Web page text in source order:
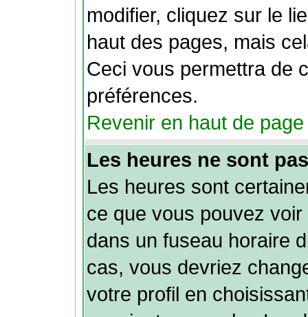
modifier, cliquez sur le
haut des pages, mais
Ceci vous permettra de
préférences.
Revenir en haut de page
Les heures ne sont
Les heures sont
ce que vous pouvez
dans un fuseau horaire
cas, vous devriez
votre profil en